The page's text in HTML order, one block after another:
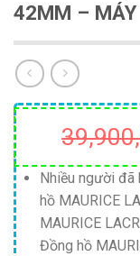
42MM – MÁY
Nhiều người
hồ MAURICE
MAURICE
Đồng hồ